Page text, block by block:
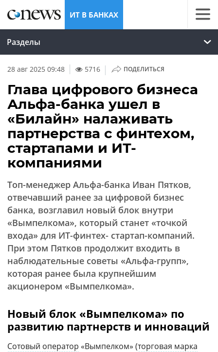
ИТ В БАНКАХ
Разделы
28 авг 2025 09:48 5716 | ПОДЕЛИТЬСЯ
Глава цифрового бизнеса
Альфа-банка ушел в
«Билайн» налаживать
партнерства с финтехом,
стартапами и ИТ-
компаниями
Топ-менеджер Альфа-банка Иван Пятков,
отвечавший ранее за цифровой бизнес
банка, возглавил новый блок внутри
«Вымпелкома», который станет «точкой
входа» для ИТ-финтех- стартап-компаний.
При этом Пятков продолжит входить в
наблюдательные советы «Альфа-групп»,
которая ранее была крупнейшим
акционером «Вымпелкома».
Новый блок «Вымпелкома» по
развитию партнерств и инноваций
Сотовый оператор «Вымпелком» (торговая марка